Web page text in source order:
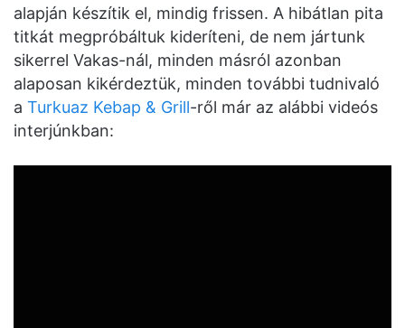
alapján készítik el, mindig frissen. A hibátlan pita
titkát megpróbáltuk kideríteni, de nem jártunk
sikerrel Vakas-nál, minden másról azonban
alaposan kikérdeztük, minden további tudnivaló
a Turkuaz Kebap & Grill-ről már az alábbi videós
interjúnkban: